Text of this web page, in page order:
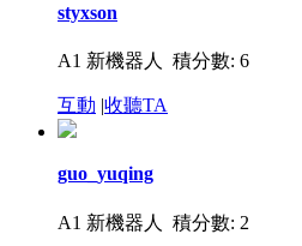
styxson
A1 新機器人 積分數: 6
互動 |收聽TA
guo_yuqing
A1 新機器人 積分數: 2